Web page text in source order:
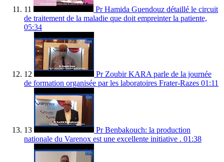
11
Pr Hamida Guendouz détaillé le circuit
de traitement de la maladie que doit empreinter la patiente,
05:34
12
Pr Zoubir KARA parle de la journée
de formation organisée par les laboratoires Frater-Razes 01:11
13
Pr Benbakouch: la production
nationale du Varenox est une excellente initiative . 01:38